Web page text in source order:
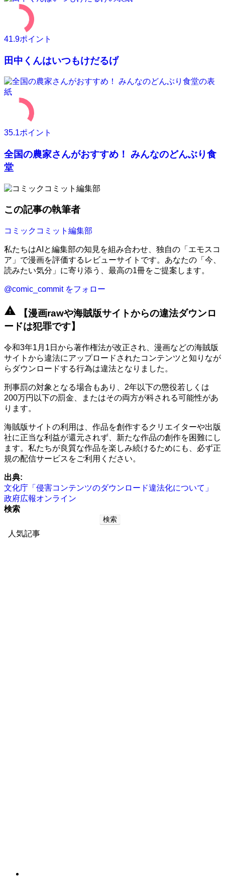
41.9ポイント
田中くんはいつもけだるげ
35.1ポイント
全国の農家さんがおすすめ！ みんなのどんぶり食
堂
この記事の執筆者
コミックコミット編集部
私たちはAIと編集部の知見を組み合わせ、独自の「エモスコ
ア」で漫画を評価するレビューサイトです。あなたの「今、
読みたい気分」に寄り添う、最高の1冊をご提案します。
@comic_commit をフォロー
warning 【漫画rawや海賊版サイトからの違法ダウンロ
ードは犯罪です】
令和3年1月1日から著作権法が改正され、漫画などの海賊版
サイトから違法にアップロードされたコンテンツと知りなが
らダウンロードする行為は違法となりました。
刑事罰の対象となる場合もあり、2年以下の懲役若しくは
200万円以下の罰金、またはその両方が科される可能性があ
ります。
海賊版サイトの利用は、作品を創作するクリエイターや出版
社に正当な利益が還元されず、新たな作品の創作を困難にし
ます。私たちが良質な作品を楽しみ続けるためにも、必ず正
規の配信サービスをご利用ください。
出典:
文化庁「侵害コンテンツのダウンロード違法化について」
政府広報オンライン
検索
検索
人気記事